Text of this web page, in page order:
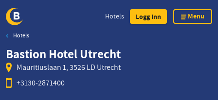
Skip
main
content
Hotels Logg Inn Menu
Hotels
Bastion Hotel Utrecht
Mauritiuslaan 1, 3526 LD Utrecht
+3130-2871400